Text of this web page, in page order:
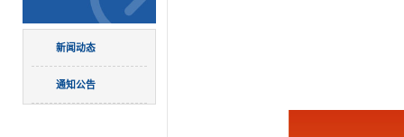
新闻动态
通知公告